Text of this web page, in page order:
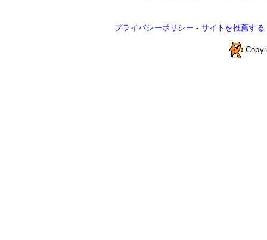
プライバシーポリシー - サイトを推薦する